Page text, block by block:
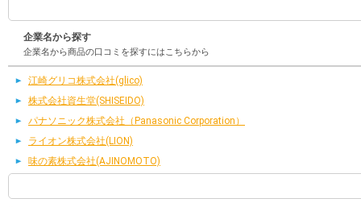
企業名から探す
企業名から商品の口コミを探すにはこちらから
江崎グリコ株式会社(glico)
株式会社資生堂(SHISEIDO)
パナソニック株式会社（Panasonic Corporation）
ライオン株式会社(LION)
味の素株式会社(AJINOMOTO)